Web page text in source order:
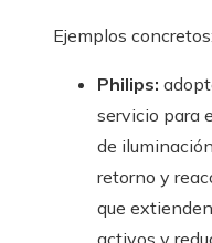
Ejemplos concretos:
Philips:
servicio para
de
retorno y
que